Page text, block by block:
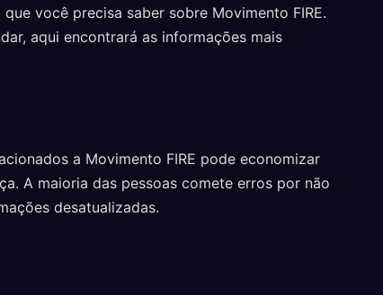
você precisa saber sobre Movimento FIRE.
aqui encontrará as informações mais
a Movimento FIRE pode economizar
A maioria das pessoas comete erros por não
desatualizadas.